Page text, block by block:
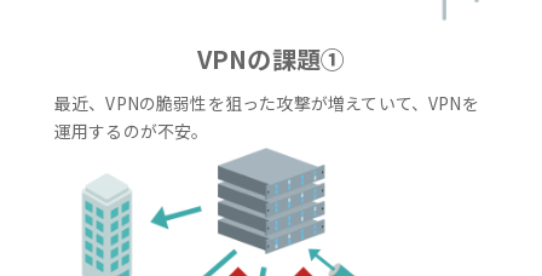
VPNの課題①
最近、VPNの脆弱性を狙った攻撃が増えていて、VPNを
運用するのが不安。